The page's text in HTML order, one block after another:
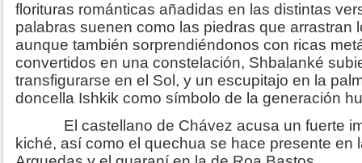
florituras románticas añadidas en las distintas
palabras suenen como las piedras que arrastran
aunque también sorprendiéndonos con ricas
convertidos en una constelación, Shbalanké
transfigurarse en el Sol, y un escupitajo en la
doncella Ishkik como símbolo de la generación
El castellano de Chávez acusa un fuerte
kiché, así como el quechua se hace presente en